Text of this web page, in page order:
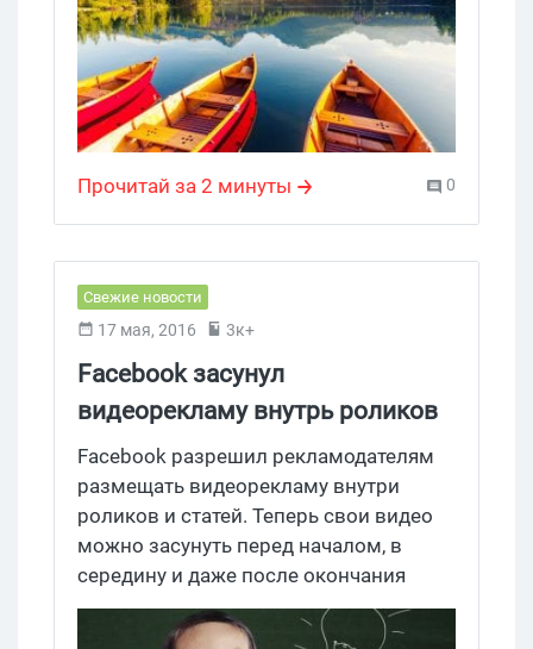
поисковых партнеров. Есть и другие
нововведения – в частности, Гоша
добавил ссылку Store Pickup для
объявлений близлежащих магазинов и
ссылку Search items at this store в блок
функционал покупки поисковой
рекламы Purchases on Google
уменьшает цену конверсии на 25% –
вот только он даже из беты вылезать
не собирается.
Прочитай за 2 минуты 0
Свежие новости
17 мая, 2016 3к+
Facebook засунул
видеорекламу внутрь роликов
и статей
Facebook разрешил рекламодателям
размещать видеорекламу внутри
роликов и статей. Теперь свои видео
можно засунуть перед началом, в
середину и даже после окончания
пользовательских роликов + реклама
появится посреди текста